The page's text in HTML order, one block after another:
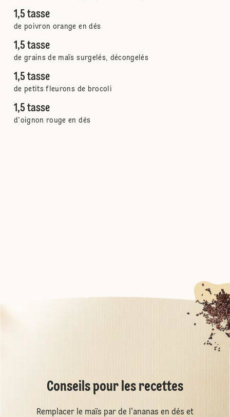
1,5 tasse
de poivron orange en dés
1,5 tasse
de grains de maïs surgelés, décongelés
1,5 tasse
de petits fleurons de brocoli
1,5 tasse
d'oignon rouge en dés
Conseils pour les recettes
Remplacer le maïs par de l'ananas en dés et